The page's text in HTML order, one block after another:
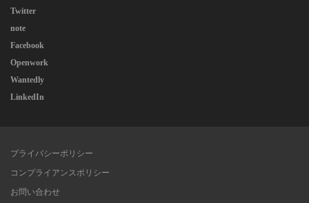
Twitter
note
Facebook
Openwork
Wantedly
LinkedIn
プライバシーポリシー
コンプライアンスポリシー
お問い合わせ